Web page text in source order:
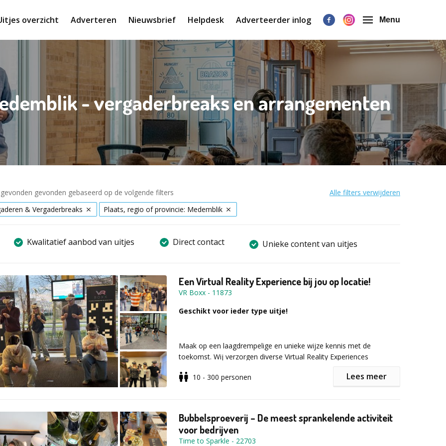
overzicht Adverteren Nieuwsbrief Helpdesk Adverteerder inlog Menu
- vergaderbreaks en arrangementen
gevonden gebaseerd op de volgende filters
Alle filters verwijderen
& Vergaderbreaks
Plaats, regio of provincie: Medemblik
Kwalitatief aanbod van uitjes Direct contact Unieke content van uitjes
Een Virtual Reality Experience bij jou op locatie!
VR Boxx - 11873
Geschikt voor ieder type uitje!
Maak op een laagdrempelige en unieke wijze kennis met de
toekomst. Wij verzorgen diverse Virtual Reality Experiences
herinnering creëert.
Deelnemers betreden gezamenlijk een wereld waar alles dusdanig
echt lijkt dat je écht overtuigd bent van die draak in de verte of het
lopen over een plank écht voelt als een kilometer hoogte. De spelers
10 - 300 personen Lees meer
Bubbelsproeverij – De meest sprankelende activiteit
voor bedrijven
Time to Sparkle - 22703